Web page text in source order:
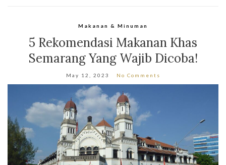
Makanan & Minuman
5 Rekomendasi Makanan Khas
Semarang Yang Wajib Dicoba!
May 12, 2023 No Comments